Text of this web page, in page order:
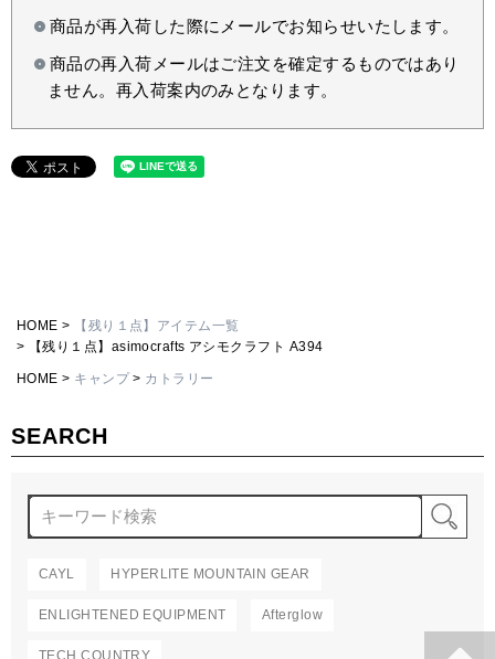
SEARCH
CAYL HYPERLITE MOUNTAIN GEAR
ENLIGHTENED EQUIPMENT Afterglow
TECH COUNTRY
商品が再入荷した際にメールでお知らせいたします。
商品の再入荷メールはご注文を確定するものではあり
ません。再入荷案内のみとなります。
HOME
【残り１点】アイテム一覧
【残り１点】asimocrafts アシモクラフト A394
HOME キャンプ カトラリー